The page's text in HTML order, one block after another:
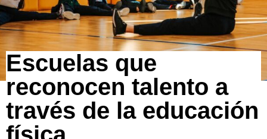
Escuelas que
reconocen talento a
través de la educación